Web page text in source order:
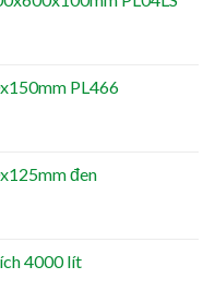
PL466
đen
4000 lít